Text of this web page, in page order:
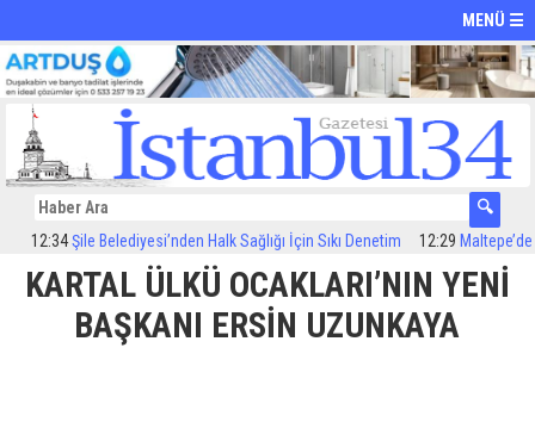
MENÜ ☰
Şile Belediyesi’nden Halk Sağlığı İçin Sıkı Denetim 12:29 Maltepe’de
KARTAL ÜLKÜ OCAKLARI’NIN YENİ
BAŞKANI ERSİN UZUNKAYA